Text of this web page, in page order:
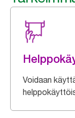
Voidaan